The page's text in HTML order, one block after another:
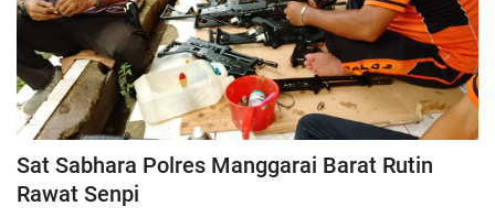
Sat Sabhara Polres Manggarai Barat Rutin
Rawat Senpi